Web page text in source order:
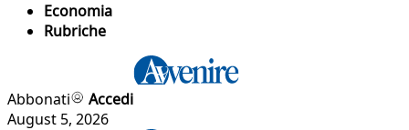
Economia
Rubriche
Abbonati
Accedi
August 5, 2026